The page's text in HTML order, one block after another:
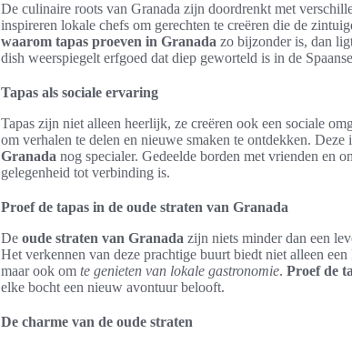
De culinaire roots van Granada zijn doordrenkt met
inspireren lokale chefs om gerechten te creëren die de
waarom tapas proeven in Granada zo bijzonder is, dan
dish weerspiegelt erfgoed dat diep geworteld is in de
Tapas als sociale ervaring
Tapas zijn niet alleen heerlijk, ze creëren ook een sociale
om verhalen te delen en nieuwe smaken te ontdekken. Deze
Granada nog specialer. Gedeelde borden met vrienden en
gelegenheid tot verbinding is.
Proef de tapas in de oude straten van Granada
De oude straten van Granada zijn niets minder dan een
Het verkennen van deze prachtige buurt biedt niet alleen
maar ook om te genieten van lokale gastronomie. Proef de
elke bocht een nieuw avontuur belooft.
De charme van de oude straten